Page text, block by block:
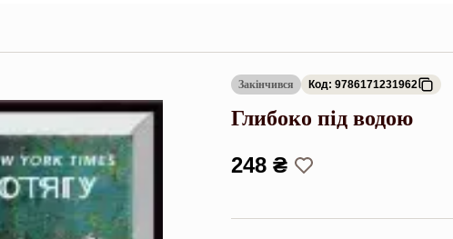
Закінчився Код: 9786171231962
Глибоко під водою
248 ₴